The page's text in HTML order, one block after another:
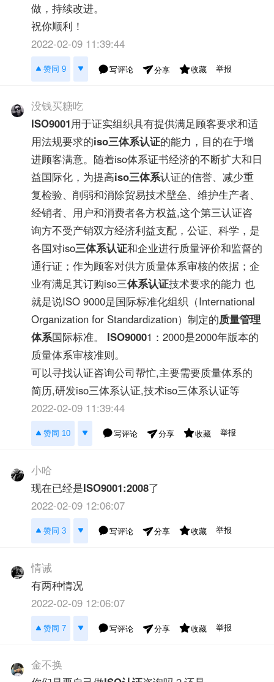
做，持续改进。
祝你顺利！
2022-02-09 11:39:44
赞同 9 写评论 分享 收藏 举报
没钱买糖吃
ISO9001用于证实组织具有提供满足顾客要求和适
用法规要求的iso三体系认证的能力，目的在于增
进顾客满意。随着iso体系证书经济的不断扩大和日
益国际化，为提高iso三体系认证的信誉、减少重
复检验、削弱和消除贸易技术壁垒、维护生产者、
经销者、用户和消费者各方权益,这个第三认证咨
询方不受产销双方经济利益支配，公证、科学，是
各国对iso三体系认证和企业进行质量评价和监督的
通行证；作为顾客对供方质量体系审核的依据；企
业有满足其订购iso三体系认证技术要求的能力 也
就是说ISO 9000是国际标准化组织（International
Organization for Standardization）制定的质量管理
体系国际标准。 ISO90001：2000是2000年版本的
质量体系审核准则。
可以寻找认证咨询公司帮忙,主要需要质量体系的
简历,研发iso三体系认证,技术iso三体系认证等
2022-02-09 11:39:44
赞同 10 写评论 分享 收藏 举报
小哈
现在已经是ISO9001:2008了
2022-02-09 12:06:07
赞同 3 写评论 分享 收藏 举报
情诫
有两种情况
2022-02-09 12:06:07
赞同 7 写评论 分享 收藏 举报
金不换